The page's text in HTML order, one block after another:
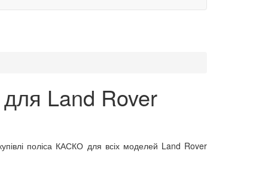
Land Rover
поліса КАСКО для всіх моделей Land Rover